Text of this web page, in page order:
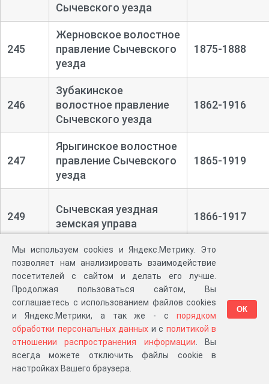
Сычевского уезда
245
Жерновское волостное
правление Сычевского
уезда
1875-1888
246
Зубакинское
волостное правление
Сычевского уезда
1862-1916
247
Ярыгинское волостное
правление Сычевского
уезда
1865-1919
249
Сычевская уездная
земская управа
1866-1917
251
Сычевское уездное по
крестьянским делам
присутствие
1861-1917
257
Земский начальник 4-
го участка Сычевского
уезда Смоленской
губернии
1893-1912
Мы используем cookies и Яндекс.Метрику. Это
позволяет нам анализировать взаимодействие
посетителей с сайтом и делать его лучше.
Продолжая пользоваться сайтом, Вы
соглашаетесь с использованием файлов cookies
и Яндекс.Метрики, а так же - с порядком
обработки персональных данных и с политикой в
отношении распространения информации . Вы
всегда можете отключить файлы cookie в
настройках Вашего браузера.
ОК